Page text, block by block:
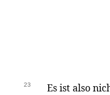
23 Es ist also